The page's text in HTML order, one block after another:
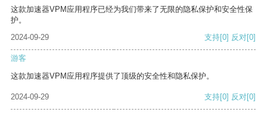
这款加速器VPM应用程序已经为我们带来了无限的隐私保护和安全性保
护。
2024-09-29
支持[0] 反对[0]
游客
这款加速器VPM应用程序提供了顶级的安全性和隐私保护。
2024-09-29 支持[0] 反对[0]